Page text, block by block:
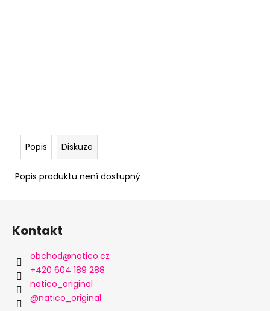
Popis Diskuze
Popis produktu není dostupný
Z
Kontakt
obchod@natico.cz
+420 604 189 288
natico_original
@natico_original